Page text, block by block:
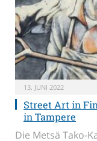
13. JUNI 2022
Street Art in
in Tampere
Die Metsä Tako-